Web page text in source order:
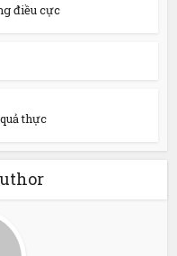
điều cực
thực